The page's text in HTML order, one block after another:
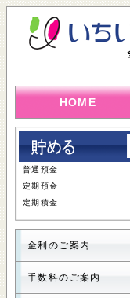
HOME
普通預金
定期預金
定期積金
金利のご案内
手数料のご案内